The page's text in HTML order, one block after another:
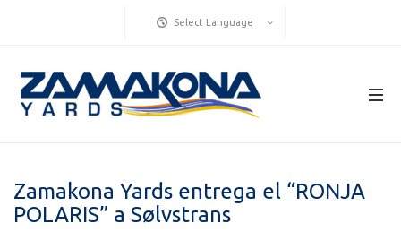
Select Language
Zamakona Yards entrega el “RONJA
POLARIS” a Sølvstrans